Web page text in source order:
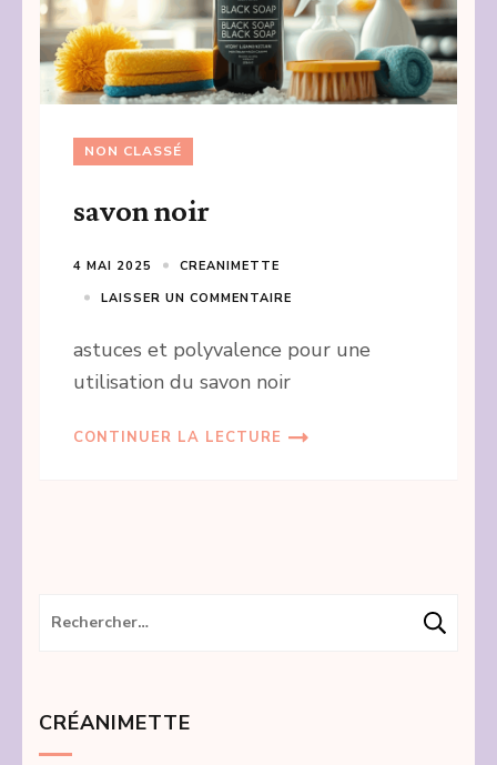
NON CLASSÉ
savon noir
4 MAI 2025
CREANIMETTE
LAISSER UN COMMENTAIRE
astuces et polyvalence pour une
utilisation du savon noir
CONTINUER LA LECTURE
Rechercher :
CRÉANIMETTE